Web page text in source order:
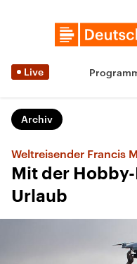
Live
Archiv
Weltreisender Francis
Mit der
Urlaub